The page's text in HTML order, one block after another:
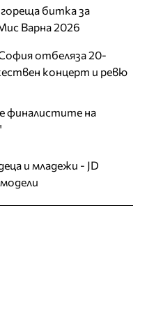
битка за
Варна 2026
отбеляза 20-
концерт и ревю
финалистите на
и младежи - JD